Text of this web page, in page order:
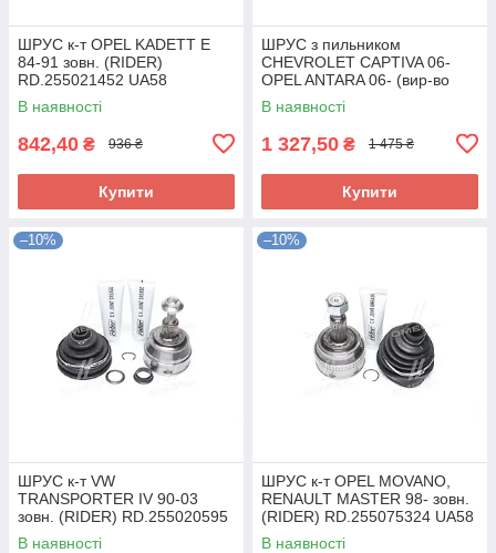
ШРУС к-т OPEL KADETT E
84-91 зовн. (RIDER)
RD.255021452 UA58
В наявності
842,40 ₴ 936 ₴
Купити
ШРУС з пильником
CHEVROLET CAPTIVA 06-
OPEL ANTARA 06- (вир-во
DENCKERMANN) C120346
UA58
В наявності
1 327,50 ₴ 1 475 ₴
Купити
–10%
ШРУС к-т VW
TRANSPORTER IV 90-03
зовн. (RIDER) RD.255020595
UA58
В наявності
–10%
ШРУС к-т OPEL MOVANO,
RENAULT MASTER 98- зовн.
(RIDER) RD.255075324 UA58
В наявності